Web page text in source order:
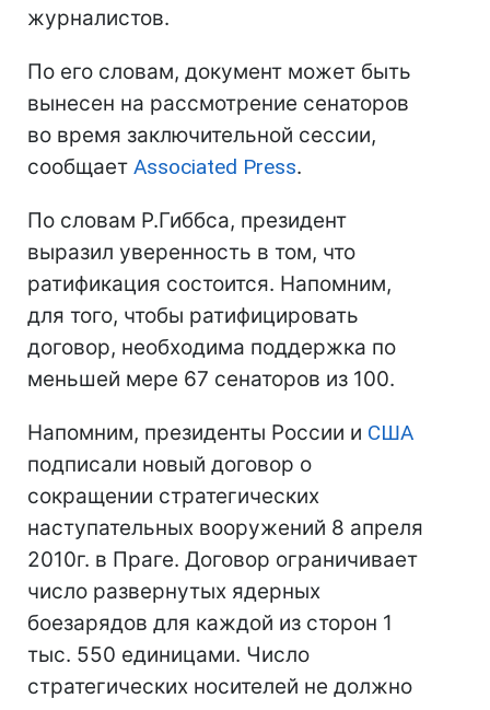
журналистов.
По его словам, документ может быть
вынесен на рассмотрение сенаторов
во время заключительной сессии,
сообщает Associated Press.
По словам Р.Гиббса, президент
выразил уверенность в том, что
ратификация состоится. Напомним,
для того, чтобы ратифицировать
договор, необходима поддержка по
меньшей мере 67 сенаторов из 100.
Напомним, президенты России и США
подписали новый договор о
сокращении стратегических
наступательных вооружений 8 апреля
2010г. в Праге. Договор ограничивает
число развернутых ядерных
боезарядов для каждой из сторон 1
тыс. 550 единицами. Число
стратегических носителей не должно